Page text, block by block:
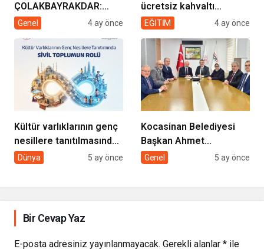
ÇOLAKBAYRAKDAR:
“EVDE SAĞLIK
GÖNÜLLERE
DOKUNUYORUZ”
Genel 4 ay önce
ücretsiz kahvaltı
desteği projesi
EĞİTİM 4 ay önce
Kültür varlıklarının genç
nesillere tanıtılmasında
sivil toplumun rolü
Dünya 5 ay önce
Kocasinan Belediyesi
Başkan Ahmet
Çolakbayrakdar ile
Genel 5 ay önce
Bir Cevap Yaz
E-posta adresiniz yayınlanmayacak. Gerekli alanlar * ile